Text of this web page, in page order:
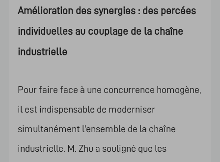
Amélioration des synergies : des percées
individuelles au couplage de la chaîne
industrielle
Pour faire face à une concurrence homogène,
il est indispensable de moderniser
simultanément l'ensemble de la chaîne
industrielle. M. Zhu a souligné que les